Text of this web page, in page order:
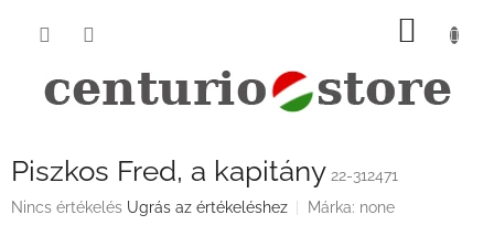
KOSÁR
Piszkos Fred, a kapitány 22-312471
A
Nincs értékelés Ugrás az értékeléshez Márka: none